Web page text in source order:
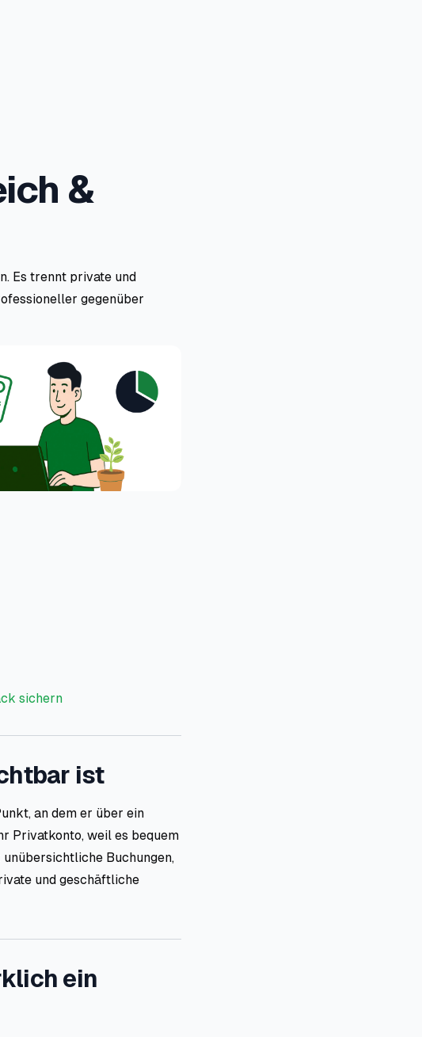
&
Es trennt private und
gegenüber
sichern
ist
an dem er über ein
Privatkonto, weil es bequem
Buchungen,
und geschäftliche
ein